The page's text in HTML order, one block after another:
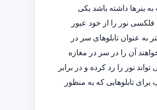
بنرها داشته باشد یکی
چاپ فلکسی نور را از خود عبور
به عنوان تابلوهای سر در
آن را در سر در مغازه
نور را رد کرده و در برابر
تابلوهایی که به منظور